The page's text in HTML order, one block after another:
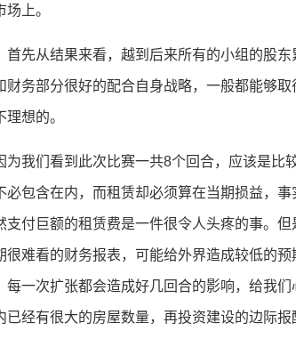
上。
先从结果来看，越到后来所有的小组的股
务部分很好的配合自身战略，一般都能够
想的。
我们看到此次比赛一共8个回合，应该是
包含在内，而租赁却必须算在当期损益，
付巨额的租赁费是一件很令人头疼的事。
难看的财务报表，可能给外界造成较低的
一次扩张都会造成好几回合的影响，给我
经有很大的房屋数量，再投资建设的边际